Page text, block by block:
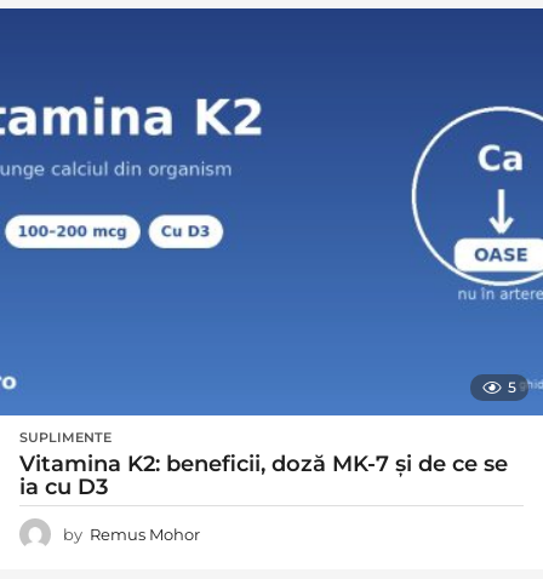
5
SUPLIMENTE
Vitamina K2: beneficii, doză MK-7 și de ce se
ia cu D3
by Remus Mohor